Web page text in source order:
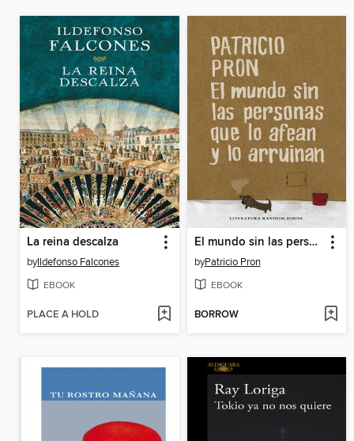
La reina descalza
byIldefonso Falcones
EBOOK
PLACE A HOLD
El mundo sin las personas que lo afean y lo arruinan
byPatricio Pron
EBOOK
BORROW